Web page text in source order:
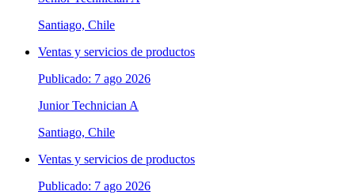
Santiago, Chile
Ventas y servicios de productos
Publicado: 7 ago 2026
Junior Technician A
Santiago, Chile
Ventas y servicios de productos
Publicado: 7 ago 2026